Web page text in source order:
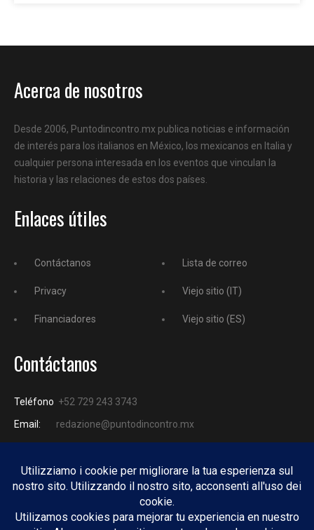
Acerca de nosotros
Desde 2006, Puntodincontro.mx publica noticias e información
de interés para los italianos en México, los mexicanos en Italia y
cualquier persona interesada en los eventos que vinculan la
historia y las relaciones de estos dos países.
Enlaces útiles
Contáctanos
Privacy
Financiadores
Lista de correo
Viejo sitio (IT)
Viejo sitio (ES)
Contáctanos
Teléfono +52 729 243 3743
Email:
redazione@puntodincontro.mx
PUNTODINCONTRO